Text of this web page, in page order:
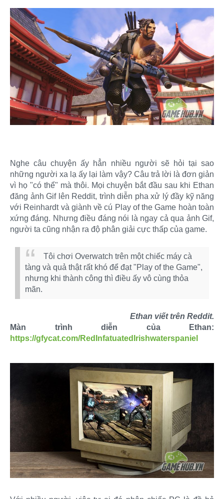
Nghe câu chuyện ấy hẳn nhiều người sẽ hỏi tại sao
những người xa lạ ấy lại làm vậy? Câu trả lời là đơn giản
vì họ "có thể" mà thôi. Mọi chuyện bắt đầu sau khi Ethan
đăng ảnh Gif lên Reddit, trình diễn pha xử lý đầy kỹ năng
với Reinhardt và giành về cú Play of the Game hoàn toàn
xứng đáng. Nhưng điều đáng nói là ngay cả qua ảnh Gif,
người ta cũng nhận ra độ phân giải cực thấp của game. ​
Tôi chơi Overwatch trên một chiếc máy cà
tàng và quả thật rất khó để đạt "Play of the Game",
nhưng khi thành công thì điều ấy vô cùng thỏa
mãn.
Ethan viết trên Reddit.
Màn trình diễn của Ethan:
https://gfycat.com/RedInfatuatedIrishwaterspaniel